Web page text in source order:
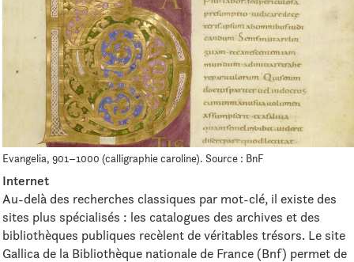
Evangelia, 901–1000 (calligraphie caroline). Source : BnF
Internet
Au-delà des recherches classiques par mot-clé, il existe des
sites plus spécialisés : les catalogues des archives et des
bibliothèques publiques recèlent de véritables trésors. Le site
Gallica de la Bibliothèque nationale de France (Bnf) permet de